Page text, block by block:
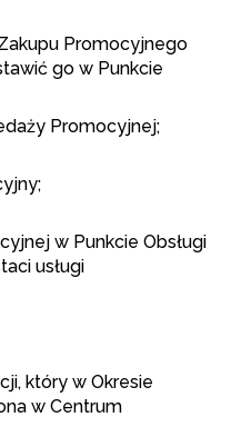
Promocyjnego
go w Punkcie
Promocyjnej;
w Punkcie Obsługi
usługi
który w Okresie
w Centrum